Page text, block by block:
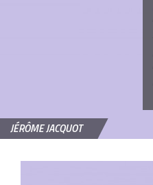
JÉRÔME JACQUOT